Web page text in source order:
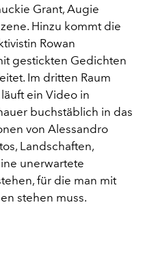
Grant, Augie
Hinzu kommt die
Rowan
gestickten Gedichten
Im dritten Raum
ein Video in
buchstäblich in das
von Alessandro
Landschaften,
unerwartete
für die man mit
stehen muss.